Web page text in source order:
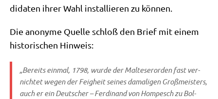
di­da­ten ihrer Wahl instal­lie­ren zu können.
Die anony­me Quel­le schloß den Brief mit einem
histo­ri­schen Hinweis:
„Bereits ein­mal, 1798, wur­de der Mal­te­ser­or­den fast ver­
nich­tet wegen der Feig­heit sei­nes dama­li­gen Groß­mei­sters,
auch er ein Deut­scher – Fer­di­nand von Hom­pesch zu Bol­